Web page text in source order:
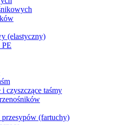
(elastyczny)
czyszczące taśmy
przesypów (fartuchy)